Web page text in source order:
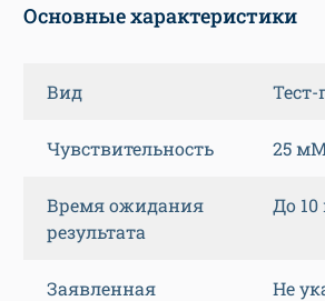
Основные характеристики
Вид
Чувствительность 25
Время ожидания
результата
До
Заявленная
Не